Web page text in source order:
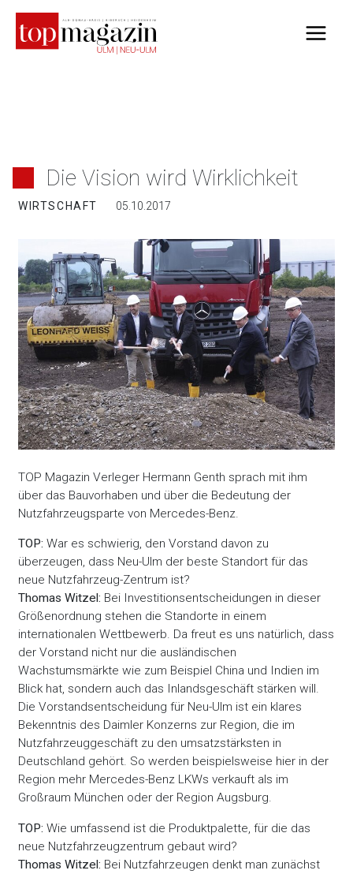
Inhalt
springen
Die Vision wird Wirklichkeit
WIRTSCHAFT 05.10.2017
TOP Magazin Verleger Hermann Genth sprach mit ihm
über das Bauvorhaben und über die Bedeutung der
Nutzfahrzeugsparte von Mercedes-Benz.
TOP: War es schwierig, den Vorstand davon zu
überzeugen, dass Neu-Ulm der beste Standort für das
neue Nutzfahrzeug-Zentrum ist?
Thomas Witzel: Bei Investitionsentscheidungen in dieser
Größenordnung stehen die Standorte in einem
internationalen Wettbewerb. Da freut es uns natürlich, dass
der Vorstand nicht nur die ausländischen
Wachstumsmärkte wie zum Beispiel China und Indien im
Blick hat, sondern auch das Inlandsgeschäft stärken will.
Die Vorstandsentscheidung für Neu-Ulm ist ein klares
Bekenntnis des Daimler Konzerns zur Region, die im
Nutzfahrzeuggeschäft zu den umsatzstärksten in
Deutschland gehört. So werden beispielsweise hier in der
Region mehr Mercedes-Benz LKWs verkauft als im
Großraum München oder der Region Augsburg.
TOP: Wie umfassend ist die Produktpalette, für die das
neue Nutzfahrzeugzentrum gebaut wird?
Thomas Witzel: Bei Nutzfahrzeugen denkt man zunächst